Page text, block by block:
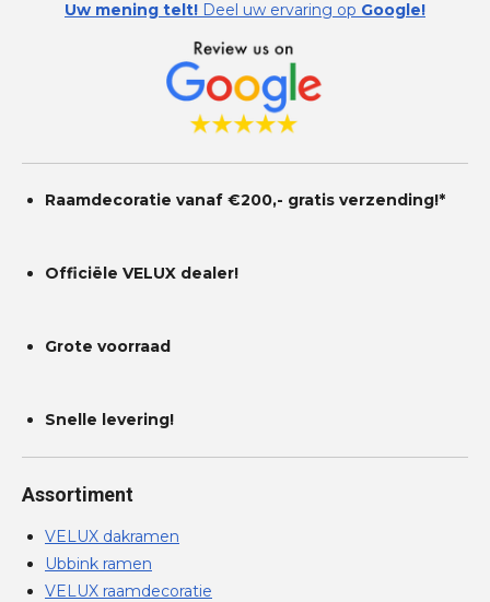
e
n
n n n n
Uw mening telt! Deel uw ervaring op Google!
Raamdecoratie vanaf €200,- gratis verzending!*
Officiële VELUX dealer!
Grote voorraad
Snelle levering!
Assortiment
VELUX dakramen
Ubbink ramen
VELUX raamdecoratie